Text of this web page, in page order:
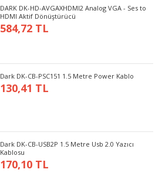
DARK DK-HD-AVGAXHDMI2 Analog VGA - Ses to
HDMI Aktif Dönüştürücü
584,72 TL
Dark DK-CB-PSC151 1.5 Metre Power Kablo
130,41 TL
Dark DK-CB-USB2P 1.5 Metre Usb 2.0 Yazıcı
Kablosu
170,10 TL